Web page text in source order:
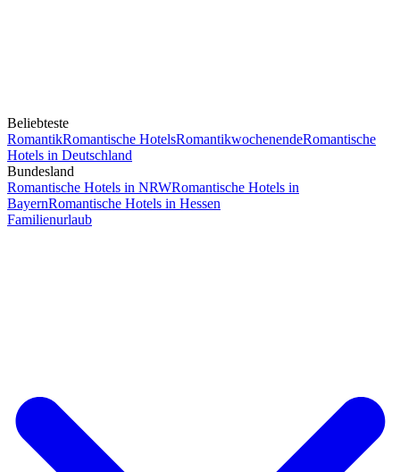
Beliebteste
RomantikRomantische HotelsRomantikwochenendeRomantische
Hotels in Deutschland
Bundesland
Romantische Hotels in NRWRomantische Hotels in
BayernRomantische Hotels in Hessen
Familienurlaub